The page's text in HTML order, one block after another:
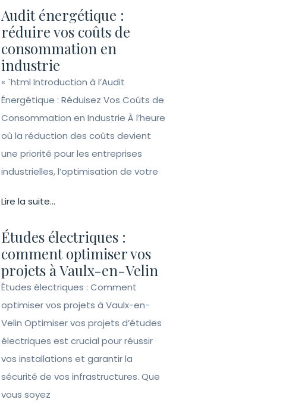
Audit énergétique :
réduire vos coûts de
consommation en
industrie
« `html Introduction à l’Audit
Énergétique : Réduisez Vos Coûts de
Consommation en Industrie À l’heure
où la réduction des coûts devient
une priorité pour les entreprises
industrielles, l’optimisation de votre
Lire la suite...
Études électriques :
comment optimiser vos
projets à Vaulx-en-Velin
Études électriques : Comment
optimiser vos projets à Vaulx-en-
Velin Optimiser vos projets d’études
électriques est crucial pour réussir
vos installations et garantir la
sécurité de vos infrastructures. Que
vous soyez